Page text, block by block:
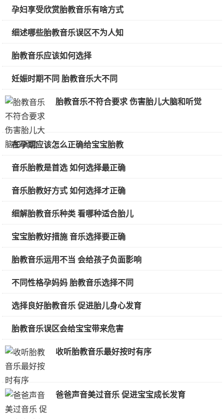
孕妇享受欣赏胎教音乐有啥方式
细述哪些胎教音乐误区不为人知
胎教音乐应该如何选择
妊娠时期不同 胎教音乐大不同
胎教音乐不符合要求 伤害胎儿大脑和听觉
在孕期应该怎么正确给宝宝胎教
音乐胎教是首选 如何选择最正确
音乐胎教好方式 如何选择才正确
细解胎教音乐种类 看哪种适合胎儿
宝宝胎教好措施 音乐选择要正确
胎教音乐运用不当 会给孩子负面影响
不同性格孕妈妈 胎教音乐选择不同
选择良好胎教音乐 促进胎儿身心发育
胎教音乐误区会给宝宝带来危害
收听胎教音乐最好按时有序
爸爸声音美过音乐 促进宝宝成长发育